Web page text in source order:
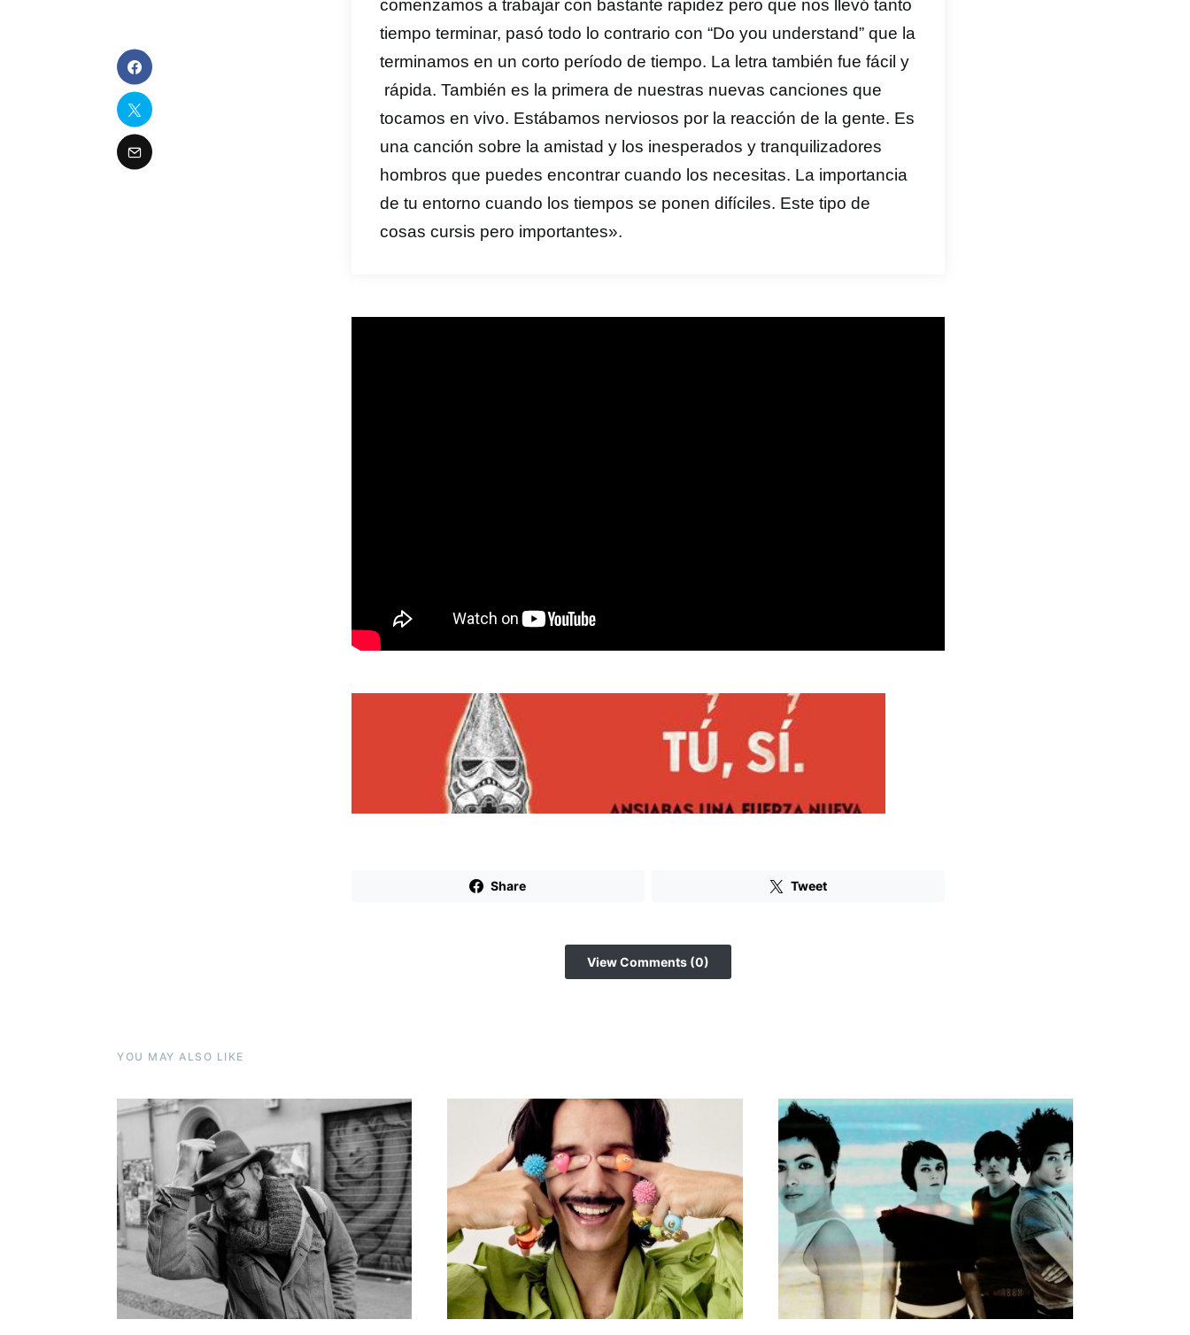
comenzamos a trabajar con bastante rapidez pero que nos llevó tanto
tiempo terminar, pasó todo lo contrario con “Do you understand” que la
terminamos en un corto período de tiempo. La letra también fue fácil y
rápida. También es la primera de nuestras nuevas canciones que
tocamos en vivo. Estábamos nerviosos por la reacción de la gente. Es
una canción sobre la amistad y los inesperados y tranquilizadores
hombros que puedes encontrar cuando los necesitas. La importancia
de tu entorno cuando los tiempos se ponen difíciles. Este tipo de
cosas cursis pero importantes».
Share Tweet
View Comments (0)
YOU MAY ALSO LIKE